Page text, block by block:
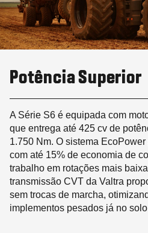
Potência Superior
A Série S6 é equipada com
que entrega até 425 cv de
1.750 Nm. O sistema
com até 15% de economia de
trabalho em rotações mais
transmissão CVT da Valtra
sem trocas de marcha,
implementos pesados já no